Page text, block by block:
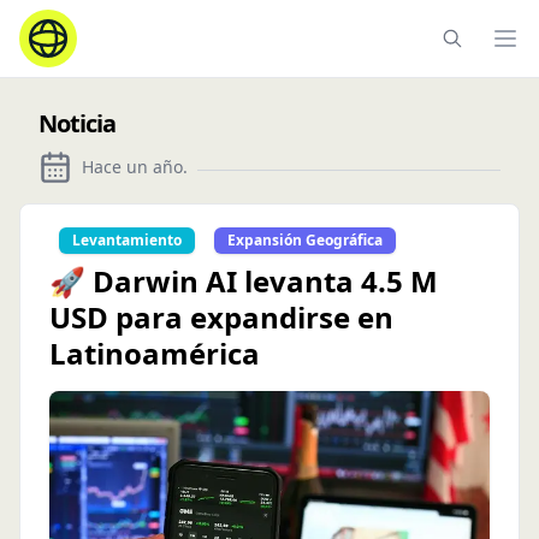
Noticia
Hace un año.
Levantamiento Expansión Geográfica
🚀 Darwin AI levanta 4.5 M
USD para expandirse en
Latinoamérica